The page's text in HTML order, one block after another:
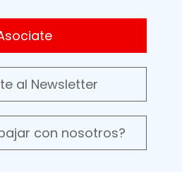
al Newsletter
con nosotros?